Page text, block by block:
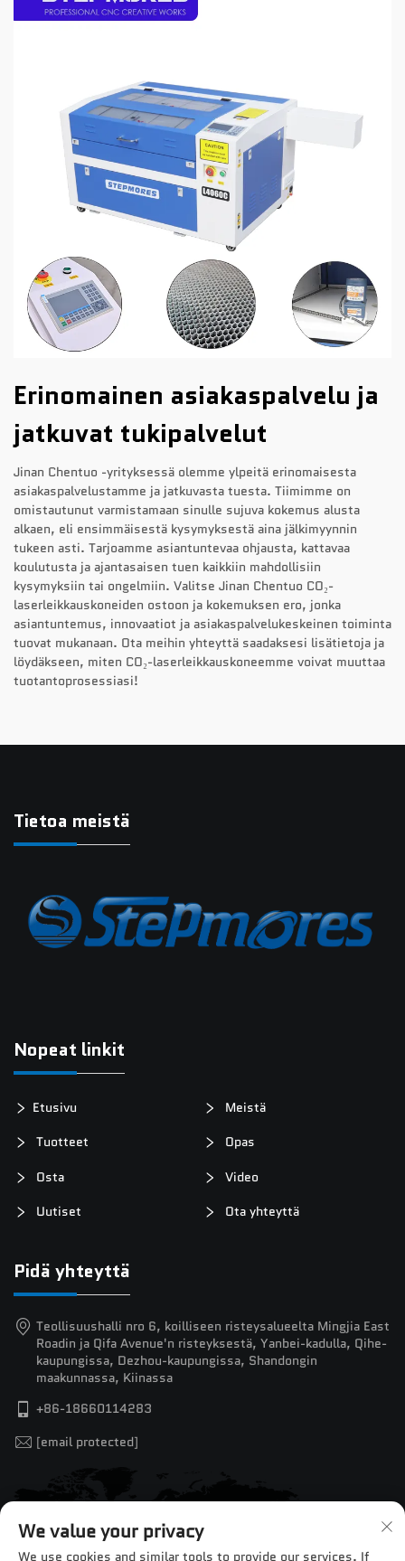
Erinomainen asiakaspalvelu ja
jatkuvat tukipalvelut
Jinan Chentuo -yrityksessä olemme ylpeitä erinomaisesta
asiakaspalvelustamme ja jatkuvasta tuesta. Tiimimme on
omistautunut varmistamaan sinulle sujuva kokemus alusta
alkaen, eli ensimmäisestä kysymyksestä aina jälkimyynnin
tukeen asti. Tarjoamme asiantuntevaa ohjausta, kattavaa
koulutusta ja ajantasaisen tuen kaikkiin mahdollisiin
kysymyksiin tai ongelmiin. Valitse Jinan Chentuo CO₂-
laserleikkauskoneiden ostoon ja kokemuksen ero, jonka
asiantuntemus, innovaatiot ja asiakaspalvelukeskeinen toiminta
tuovat mukanaan. Ota meihin yhteyttä saadaksesi lisätietoja ja
löydäkseen, miten CO₂-laserleikkauskoneemme voivat muuttaa
tuotantoprosessiasi!
Tietoa meistä
Nopeat linkit
Etusivu
Meistä
Tuotteet
Opas
Osta
Video
Uutiset
Ota yhteyttä
Pidä yhteyttä
Teollisuushalli nro 6, koilliseen risteysalueelta Mingjia East
Roadin ja Qifa Avenue'n risteyksestä, Yanbei-kadulla, Qihe-
kaupungissa, Dezhou-kaupungissa, Shandongin
maakunnassa, Kiinassa
+86-18660114283
[email protected]
We value your privacy
We use cookies and similar tools to provide our services. If